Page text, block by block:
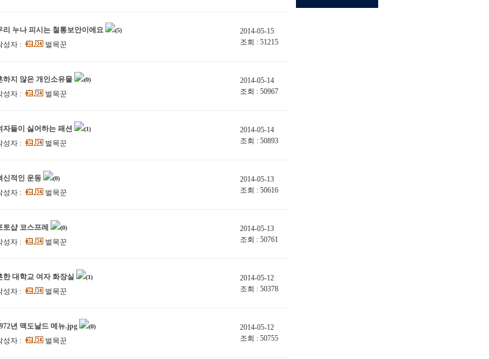
리 누나 피시는 철통보안이에요 (5)
성자 : 벌목꾼
2014-05-15
조회 : 51215
하지 않은 개인소유물 (0)
성자 : 벌목꾼
2014-05-14
조회 : 50967
자들이 싫어하는 패션 (1)
성자 : 벌목꾼
2014-05-14
조회 : 50893
신적인 운동 (0)
성자 : 벌목꾼
2014-05-13
조회 : 50616
토샵 코스프레 (0)
성자 : 벌목꾼
2014-05-13
조회 : 50761
한 대학교 여자 화장실 (1)
성자 : 벌목꾼
2014-05-12
조회 : 50378
년 맥도날드 메뉴.jpg (0)
성자 : 벌목꾼
2014-05-12
조회 : 50755